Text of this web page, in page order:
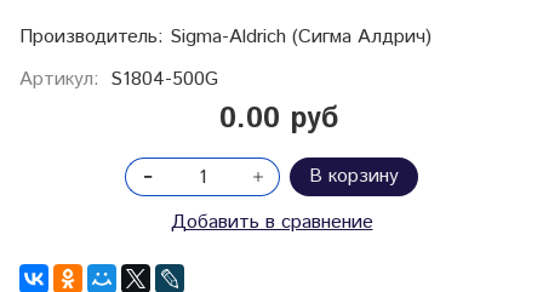
Производитель: Sigma-Aldrich (Сигма Алдрич)
Артикул: S1804-500G
0.00 руб
В корзину
Добавить в сравнение